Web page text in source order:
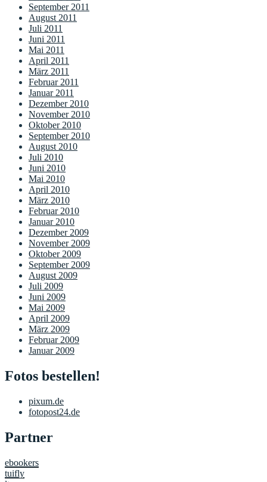
September 2011
August 2011
Juli 2011
Juni 2011
Mai 2011
April 2011
März 2011
Februar 2011
Januar 2011
Dezember 2010
November 2010
Oktober 2010
September 2010
August 2010
Juli 2010
Juni 2010
Mai 2010
April 2010
März 2010
Februar 2010
Januar 2010
Dezember 2009
November 2009
Oktober 2009
September 2009
August 2009
Juli 2009
Juni 2009
Mai 2009
April 2009
März 2009
Februar 2009
Januar 2009
Fotos bestellen!
pixum.de
fotopost24.de
Partner
ebookers
tuifly